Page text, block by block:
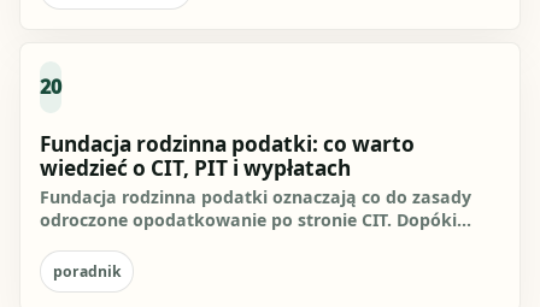
20
Fundacja rodzinna podatki: co warto
wiedzieć o CIT, PIT i wypłatach
Fundacja rodzinna podatki oznaczają co do zasady
odroczone opodatkowanie po stronie CIT. Dopóki
poradnik